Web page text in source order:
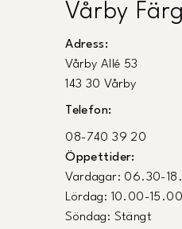
Vårby
Adress:
Vårby Allé 53
143 30 Vårby
Telefon:
08-740 39 20
Öppettider:
Vardagar: 06.30-
Lördag: 10.00-
Söndag: Stängt